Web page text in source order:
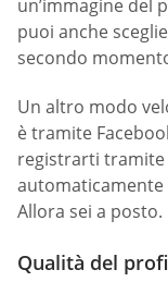
un’immagine del
puoi anche
secondo
Un altro modo
è tramite
registrarti tramite
automaticamente
Allora sei a posto.
Qualità del